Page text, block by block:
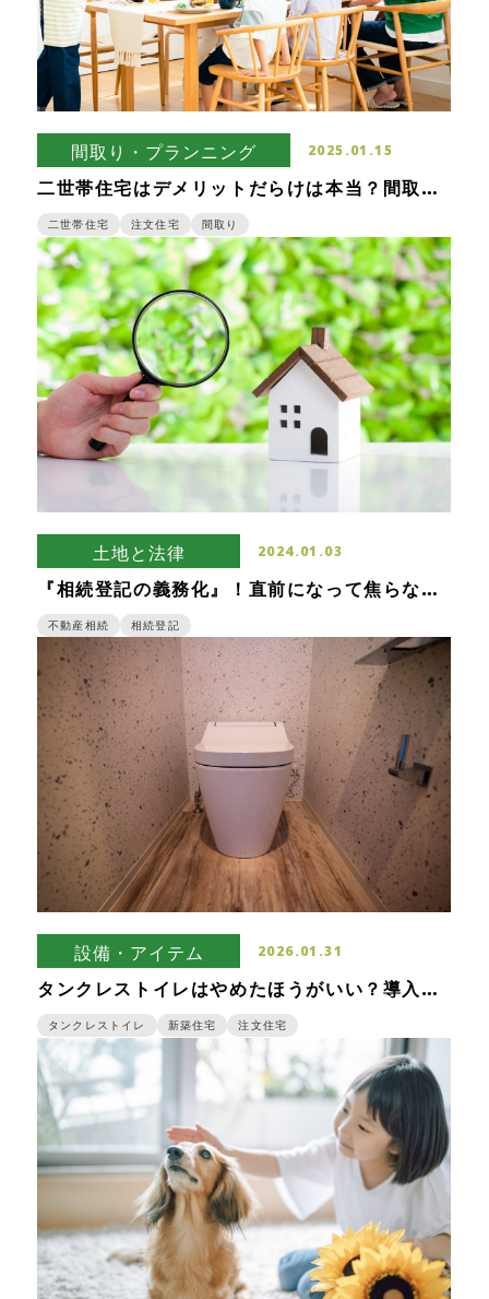
間取り・プランニング 2025.01.15
二世帯住宅はデメリットだらけは本当？間取り
を工夫すればメリットも多い！
二世帯住宅 注文住宅 間取り
土地と法律 2024.01.03
『相続登記の義務化』！直前になって焦らない
ように何が変わるのかはおさえておこう！
不動産相続 相続登記
設備・アイテム 2026.01.31
タンクレストイレはやめたほうがいい？導入を
後悔している人が指摘するデメリット
タンクレストイレ 新築住宅 注文住宅